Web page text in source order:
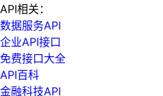
API相关：
数据服务API
企业API接口
免费接口大全
API百科
金融科技API